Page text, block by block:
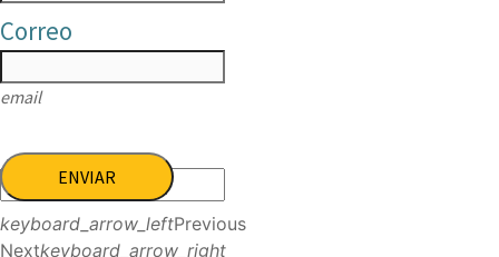
Correo
email
ENVIAR
keyboard_arrow_leftPrevious
Nextkeyboard_arrow_right